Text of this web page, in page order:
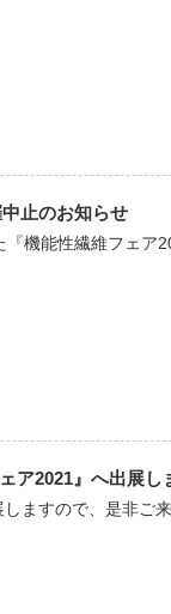
中止のお知らせ
機能性繊維フェア
ア2021』へ出展し
しますので、是